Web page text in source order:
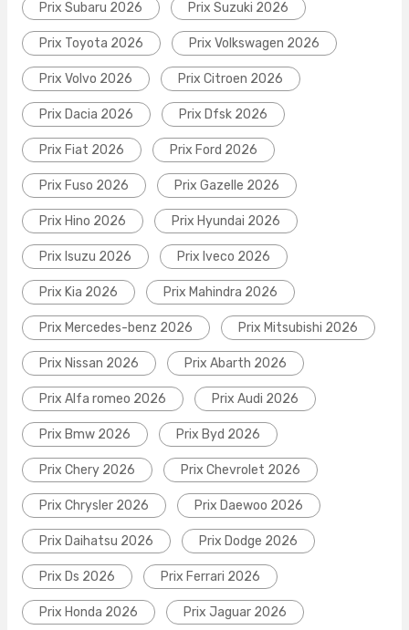
Prix Subaru 2026 Prix Suzuki 2026
Prix Toyota 2026 Prix Volkswagen 2026
Prix Volvo 2026 Prix Citroen 2026
Prix Dacia 2026 Prix Dfsk 2026
Prix Fiat 2026 Prix Ford 2026
Prix Fuso 2026 Prix Gazelle 2026
Prix Hino 2026 Prix Hyundai 2026
Prix Isuzu 2026 Prix Iveco 2026
Prix Kia 2026 Prix Mahindra 2026
Prix Mercedes-benz 2026 Prix Mitsubishi 2026
Prix Nissan 2026 Prix Abarth 2026
Prix Alfa romeo 2026 Prix Audi 2026
Prix Bmw 2026 Prix Byd 2026
Prix Chery 2026 Prix Chevrolet 2026
Prix Chrysler 2026 Prix Daewoo 2026
Prix Daihatsu 2026 Prix Dodge 2026
Prix Ds 2026 Prix Ferrari 2026
Prix Honda 2026 Prix Jaguar 2026